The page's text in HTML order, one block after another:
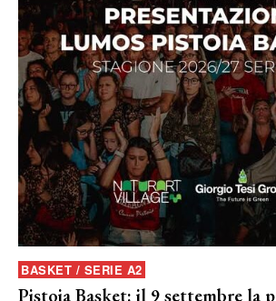
BASKET / SERIE A2
Pistoia Basket: il 9 settembre la